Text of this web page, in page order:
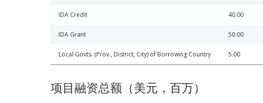
IDA Credit 40.00
IDA Grant 50.00
Local Govts. (Prov., District, City) of Borrowing Country 5.00
项目融资总额（美元，百万）